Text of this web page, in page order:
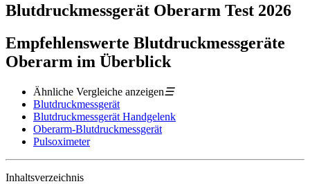
Blutdruckmessgerät Oberarm Test 2026
Empfehlenswerte Blutdruckmessgeräte
Oberarm im Überblick
Ähnliche Vergleiche anzeigen☰
Blutdruckmessgerät
Blutdruckmessgerät Handgelenk
Oberarm-Blutdruckmessgerät
Pulsoximeter
Inhaltsverzeichnis